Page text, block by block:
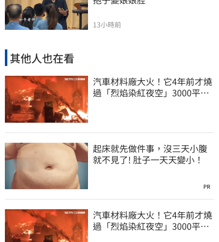
13小時前
其他人也在看
汽車材料廠大火！它4年前才燒
過「烈焰染紅夜空」3000平方
起床就先做件事，沒三天小腹
就不見了! 肚子一天天變小！
PR
汽車材料廠大火！它4年前才燒
過「烈焰染紅夜空」3000平方